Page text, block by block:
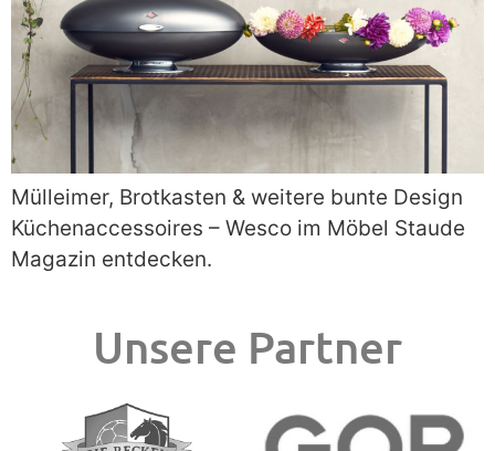
Mülleimer, Brotkasten & weitere bunte Design
Küchenaccessoires – Wesco im Möbel Staude
Magazin entdecken.
Unsere Partner